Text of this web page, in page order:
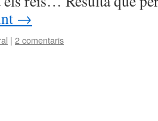
→
| 2 comentaris